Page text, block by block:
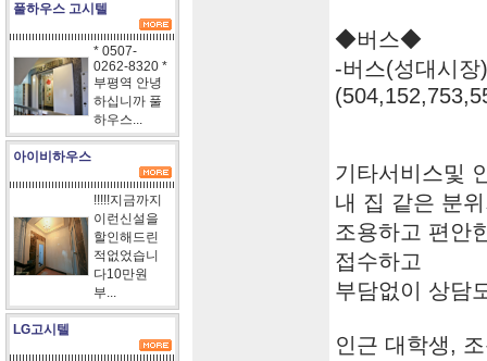
풀하우스 고시텔
* 0507-
0262-8320 *
부평역 안녕
하십니까 풀
하우스...
아이비하우스
!!!!!지금까지
이런신설을
할인해드린
적없었습니
다10만원
부...
LG고시텔
◆버스◆
-버스(성대시
기타서비스및
내 집 같은 분
조용하고 편안
접수하고
부담없이 상담
인근 대학생,